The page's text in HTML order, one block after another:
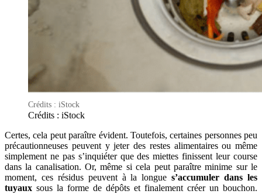
Crédits : iStock
Crédits : iStock
Certes, cela peut paraître évident. Toutefois, certaines personnes peu
précautionneuses peuvent y jeter des restes alimentaires ou même
simplement ne pas s’inquiéter que des miettes finissent leur course
dans la canalisation. Or, même si cela peut paraître minime sur le
moment, ces résidus peuvent à la longues’accumuler dans les
tuyaux sous la forme de dépôts et finalement créer un bouchon.